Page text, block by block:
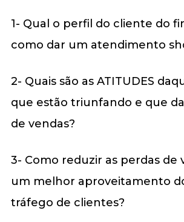
1- Qual o perfil do cliente do
como dar um atendimento
2- Quais são as ATITUDES
que estão triunfando e que
de vendas?
3- Como reduzir as perdas de
um melhor aproveitamento
tráfego de clientes?